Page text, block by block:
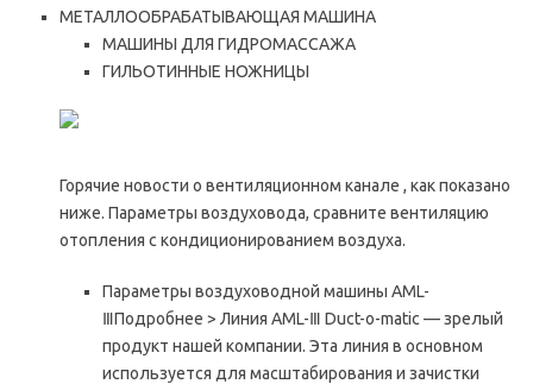
МЕТАЛЛООБРАБАТЫВАЮЩАЯ МАШИНА
МАШИНЫ ДЛЯ ГИДРОМАССАЖА
ГИЛЬОТИННЫЕ НОЖНИЦЫ
Горячие новости о вентиляционном канале , как показано
ниже. Параметры воздуховода, сравните вентиляцию
отопления с кондиционированием воздуха.
Параметры воздуховодной машины AML-
ⅢПодробнее > Линия AML-Ⅲ Duct-o-matic — зрелый
продукт нашей компании. Эта линия в основном
используется для масштабирования и зачистки